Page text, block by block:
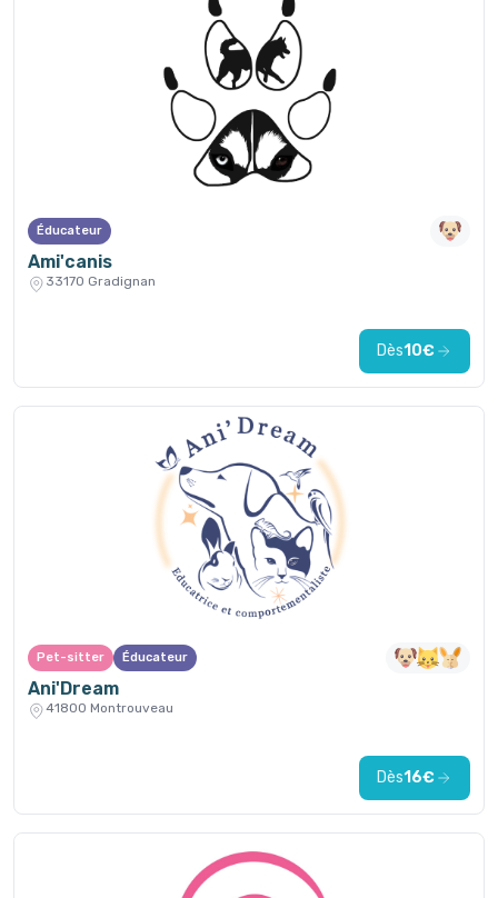
Éducateur
Ami'canis
33170 Gradignan
Dès10€
Pet-sitter Éducateur
Ani'Dream
41800 Montrouveau
Dès16€